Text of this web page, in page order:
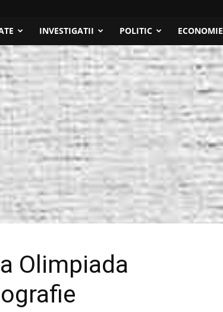
INVESTIGATII POLITIC ECONOMIE
Olimpiada